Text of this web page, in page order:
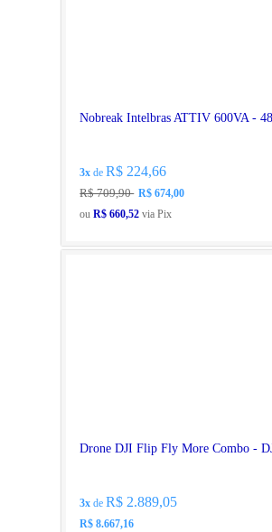
Nobreak Intelbras ATTIV 600VA -
3x deR$ 224,66
R$ 709,90 R$ 674,00
ouR$ 660,52 via Pix
Drone DJI Flip Fly More Combo -
3x deR$ 2.889,05
R$ 8.667,16